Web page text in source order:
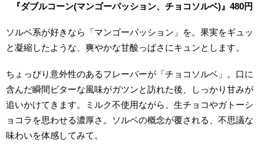
『ダブルコーン(マンゴーパッション、チョコソルベ)』480円
ソルベ系が好きなら「マンゴーパッション」を。果実をギュッ
と凝縮したような、爽やかな甘酸っぱさにキュンとします。
ちょっぴり意外性のあるフレーバーが「チョコソルベ」。口に
含んだ瞬間ビターな風味がガツンと訪れた後、しっかり甘みが
追いかけてきます。ミルク不使用ながら、生チョコやガトーシ
ョコラを思わせる濃厚さ。ソルベの概念が覆される、不思議な
味わいを体感してみて。